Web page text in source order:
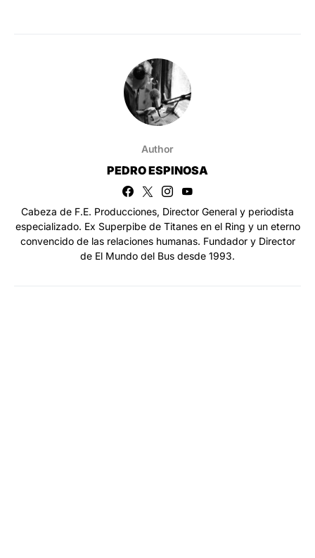
Author
PEDRO ESPINOSA
Cabeza de F.E. Producciones, Director General y periodista
especializado. Ex Superpibe de Titanes en el Ring y un eterno
convencido de las relaciones humanas. Fundador y Director
de El Mundo del Bus desde 1993.